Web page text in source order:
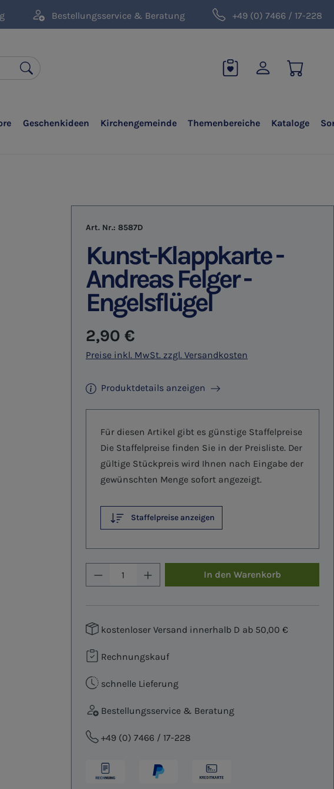
Bestellungsservice & Beratung +49 (0) 7466 / 17-228
Geschenkideen Kirchengemeinde Themenbereiche Kataloge
Art. Nr.: 8587D
Kunst-Klappkarte -
Andreas Felger -
Engelsflügel
Regulärer Preis:
2,90 €
Preise inkl. MwSt. zzgl. Versandkosten
Produktdetails anzeigen
Für diesen Artikel gibt es günstige Staffelpreise
Die Staffelpreise finden Sie in der Preisliste. Der
gültige Stückpreis wird Ihnen nach Eingabe der
gewünschten Menge sofort angezeigt.
Staffelpreise anzeigen
Produkt Anzahl: Gib den
In den Warenkorb
kostenloser Versand innerhalb D ab 50,00 €
Rechnungskauf
schnelle Lieferung
Bestellungsservice & Beratung
+49 (0) 7466 / 17-228